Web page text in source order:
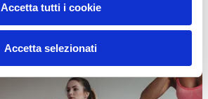
Accetta tutti i cookie
Accetta selezionati